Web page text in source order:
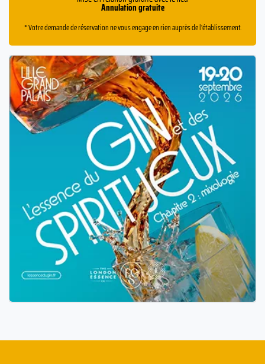
Annulation gratuite
* Votre demande de réservation ne vous engage en rien auprès de l'établissement.